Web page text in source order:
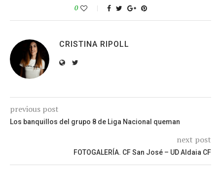
0
CRISTINA RIPOLL
previous post
Los banquillos del grupo 8 de Liga Nacional queman
next post
FOTOGALERÍA. CF San José – UD Aldaia CF